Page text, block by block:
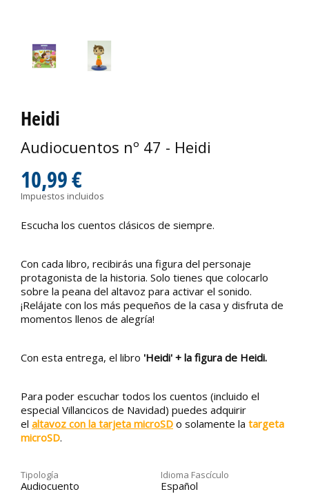
Heidi
Audiocuentos nº 47 - Heidi
10,99 €
Impuestos incluidos
Escucha los cuentos clásicos de siempre.
Con cada libro, recibirás una figura del personaje
protagonista de la historia. Solo tienes que colocarlo
sobre la peana del altavoz para activar el sonido.
¡Relájate con los más pequeños de la casa y disfruta de
momentos llenos de alegría!
Con esta entrega, el libro 'Heidi' + la figura de Heidi.
Para poder escuchar todos los cuentos (incluido el
especial Villancicos de Navidad) puedes adquirir
el altavoz con la tarjeta microSD o solamente la targeta
microSD.
Tipología
Audiocuento
Idioma Fascículo
Español